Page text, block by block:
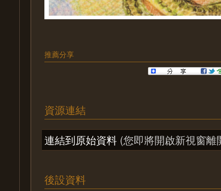
推薦分享
資源連結
連結到原始資料 (您即將開啟新視窗離
後設資料